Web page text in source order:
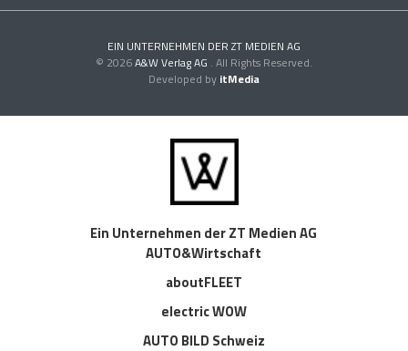
EIN UNTERNEHMEN DER ZT MEDIEN AG
© 2026A&W Verlag AG . All Rights Reserved.
Developed by itMedia
Ein Unternehmen der ZT Medien AG
AUTO&Wirtschaft
aboutFLEET
electric WOW
AUTO BILD Schweiz